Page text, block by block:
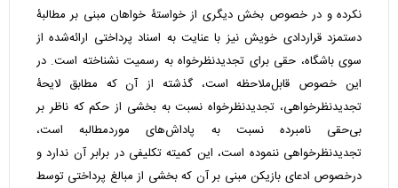
نکرده و در خصوص بخش دیگری از خواستۀ خواهان مبنی بر مطالبۀ
دستمزد قراردادی خویش نیز با عنایت به اسناد پرداختی ارائه‌شده از
سوی باشگاه، حقی برای تجدیدنظرخواه به رسمیت نشناخته است. در
این خصوص قابل‌ملاحظه است، گذشته از آن که مطابق لایحۀ
تجدیدنظرخواهی، تجدیدنظرخواه نسبت به بخشی از حکم که ناظر بر
بی‌حقی نامبرده نسبت به پاداش‌های موردمطالبه است،
تجدیدنظرخواهی ننموده است، این کمیته تکلیفی در برابر آن ندارد و
درخصوص ادعای بازیکن مبنی بر آن که بخشی از مبالغ پرداختی توسط